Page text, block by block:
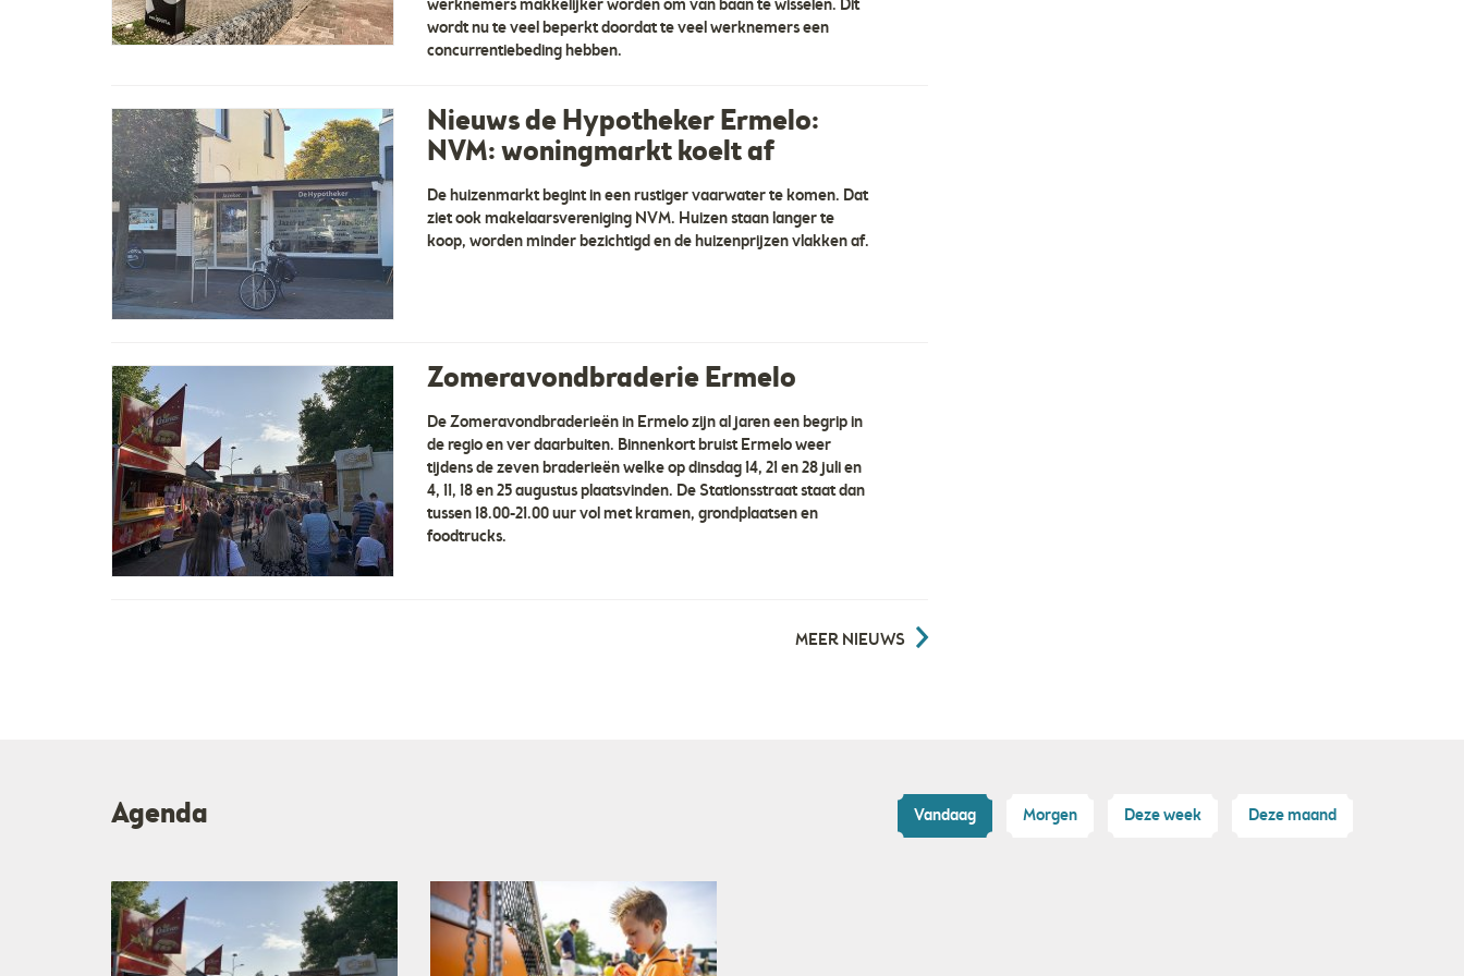
werknemers makkelijker worden om van baan te wisselen. Dit
wordt nu te veel beperkt doordat te veel werknemers een
concurrentiebeding hebben.
Nieuws de Hypotheker Ermelo:
NVM: woningmarkt koelt af
De huizenmarkt begint in een rustiger vaarwater te komen. Dat
ziet ook makelaarsvereniging NVM. Huizen staan langer te
koop, worden minder bezichtigd en de huizenprijzen vlakken af.
Zomeravondbraderie Ermelo
De Zomeravondbraderieën in Ermelo zijn al jaren een begrip in
de regio en ver daarbuiten. Binnenkort bruist Ermelo weer
tijdens de zeven braderieën welke op dinsdag 14, 21 en 28 juli en
4, 11, 18 en 25 augustus plaatsvinden. De Stationsstraat staat dan
tussen 18.00-21.00 uur vol met kramen, grondplaatsen en
foodtrucks.
MEER NIEUWS
Agenda Vandaag Morgen Deze week Deze maand